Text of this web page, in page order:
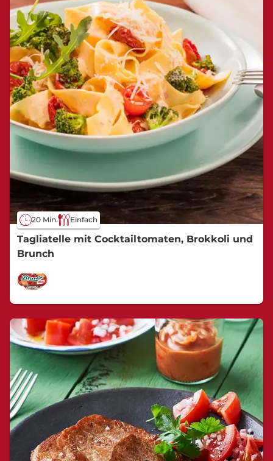
20 Min. Einfach
Tagliatelle mit Cocktailtomaten, Brokkoli und
Brunch